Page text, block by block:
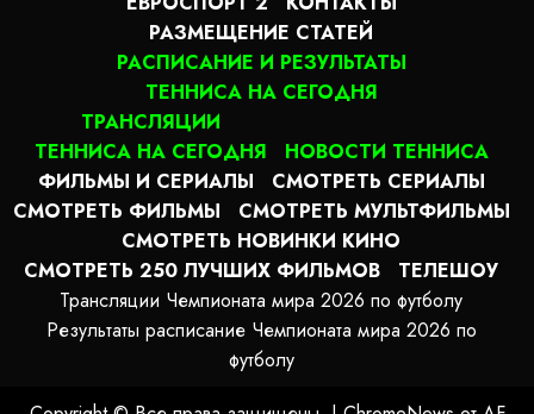
РАЗМЕЩЕНИЕ СТАТЕЙ
РАСПИСАНИЕ И РЕЗУЛЬТАТЫ
ТЕННИСА НА СЕГОДНЯ
ТРАНСЛЯЦИИ
ТЕННИСА НА СЕГОДНЯ
НОВОСТИ ТЕННИСА
ФИЛЬМЫ И СЕРИАЛЫ
СМОТРЕТЬ СЕРИАЛЫ
СМОТРЕТЬ ФИЛЬМЫ
СМОТРЕТЬ МУЛЬТФИЛЬМЫ
СМОТРЕТЬ НОВИНКИ КИНО
СМОТРЕТЬ 250 ЛУЧШИХ ФИЛЬМОВ
ТЕЛЕШОУ
Трансляции Чемпионата мира 2026 по футболу
Результаты расписание Чемпионата мира 2026 по
футболу